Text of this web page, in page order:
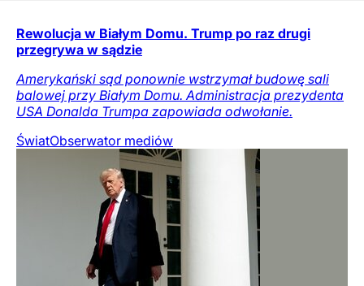
Rewolucja w Białym Domu. Trump po raz drugi
przegrywa w sądzie
Amerykański sąd ponownie wstrzymał budowę sali
balowej przy Białym Domu. Administracja prezydenta
USA Donalda Trumpa zapowiada odwołanie.
ŚwiatObserwator mediów